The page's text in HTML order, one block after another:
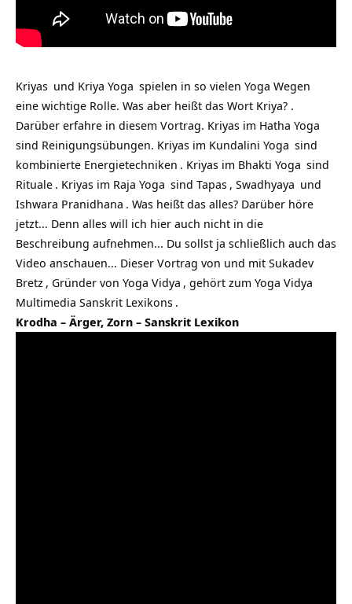
Kriyas und Kriya Yoga spielen in so vielen Yoga Wegen
eine wichtige Rolle. Was aber heißt das Wort Kriya? .
Darüber erfahre in diesem Vortrag. Kriyas im Hatha Yoga
sind Reinigungsübungen. Kriyas im Kundalini Yoga sind
kombinierte Energietechniken . Kriyas im Bhakti Yoga sind
Rituale . Kriyas im Raja Yoga sind Tapas , Swadhyaya und
Ishwara Pranidhana . Was heißt das alles? Darüber höre
jetzt… Denn alles will ich hier auch nicht in die
Beschreibung aufnehmen… Du sollst ja schließlich auch das
Video anschauen… Dieser Vortrag von und mit Sukadev
Bretz , Gründer von Yoga Vidya , gehört zum Yoga Vidya
Multimedia Sanskrit Lexikons .
Krodha – Ärger, Zorn – Sanskrit Lexikon